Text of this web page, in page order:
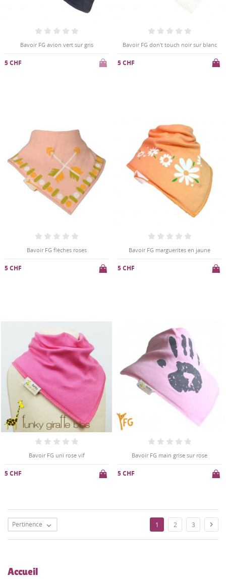
Accueil
Bavoir FG avion vert sur gris
5 CHF
Bavoir FG don't touch noir sur blanc
5 CHF
Bavoir FG flèches roses
5 CHF
Bavoir FG marguerites en jaune
5 CHF
Bavoir FG uni rose vif
5 CHF
Bavoir FG main grise sur rose
5 CHF
Pertinence  1 2 3 